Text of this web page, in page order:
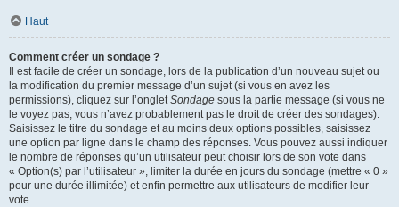
Haut
Comment créer un sondage ?
Il est facile de créer un sondage, lors de la publication d’un nouveau sujet ou
la modification du premier message d’un sujet (si vous en avez les
permissions), cliquez sur l’ongletSondage sous la partie message (si vous ne
le voyez pas, vous n’avez probablement pas le droit de créer des sondages).
Saisissez le titre du sondage et au moins deux options possibles, saisissez
une option par ligne dans le champ des réponses. Vous pouvez aussi indiquer
le nombre de réponses qu’un utilisateur peut choisir lors de son vote dans
« Option(s) par l’utilisateur », limiter la durée en jours du sondage (mettre « 0 »
pour une durée illimitée) et enfin permettre aux utilisateurs de modifier leur
vote.